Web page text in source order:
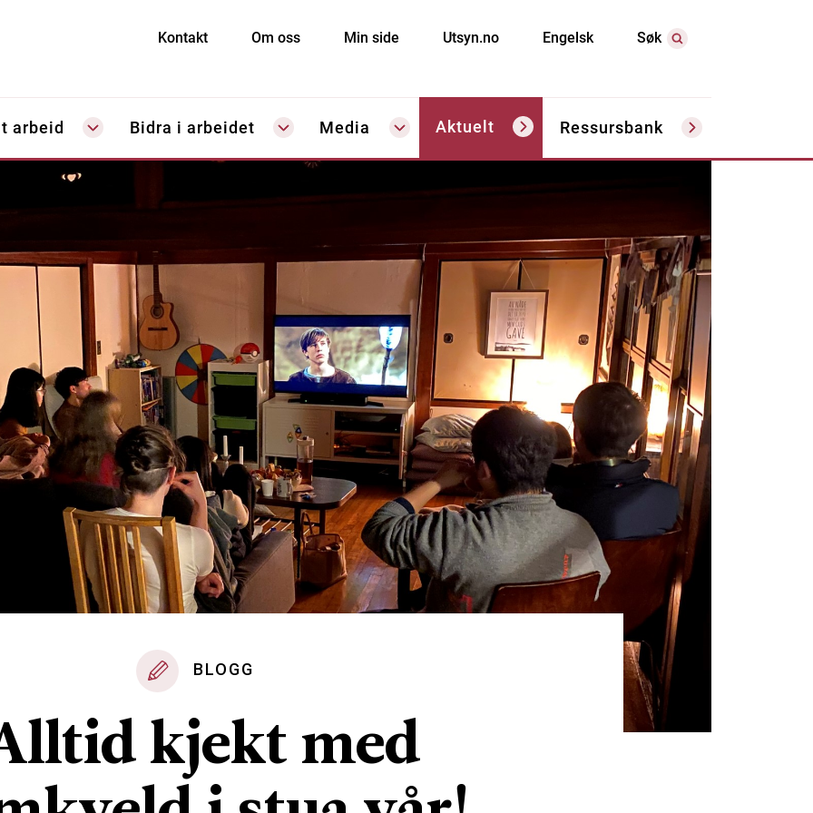
Kontakt Om oss Min side Utsyn.no Engelsk Søk
arbeid Bidra i arbeidet Media Aktuelt Ressursbank
BLOGG
kjekt med